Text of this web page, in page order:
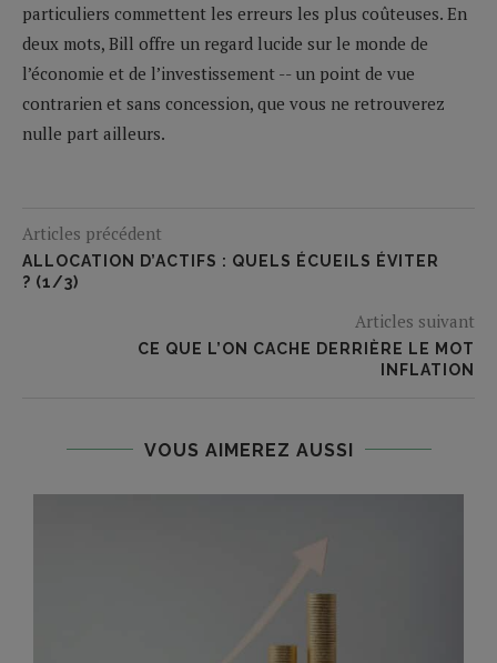
particuliers commettent les erreurs les plus coûteuses. En
deux mots, Bill offre un regard lucide sur le monde de
l’économie et de l’investissement -- un point de vue
contrarien et sans concession, que vous ne retrouverez
nulle part ailleurs.
Articles précédent
ALLOCATION D’ACTIFS : QUELS ÉCUEILS ÉVITER
? (1/3)
Articles suivant
CE QUE L’ON CACHE DERRIÈRE LE MOT
INFLATION
VOUS AIMEREZ AUSSI